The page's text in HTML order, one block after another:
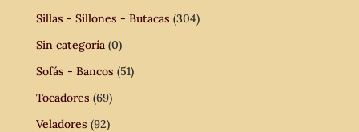
Sillas - Sillones - Butacas (304)
Sin categoría (0)
Sofás - Bancos (51)
Tocadores (69)
Veladores (92)